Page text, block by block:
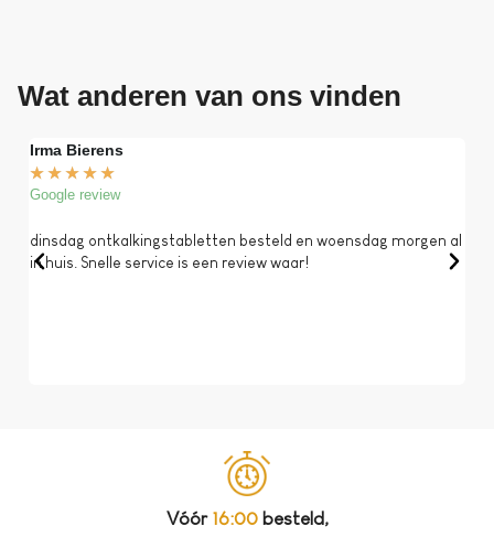
Wat anderen van ons vinden
Irma Bierens
★ ★ ★ ★ ★
Google review
dinsdag ontkalkingstabletten besteld en woensdag morgen al
in huis. Snelle service is een review waar!
Vóór 16:00besteld,